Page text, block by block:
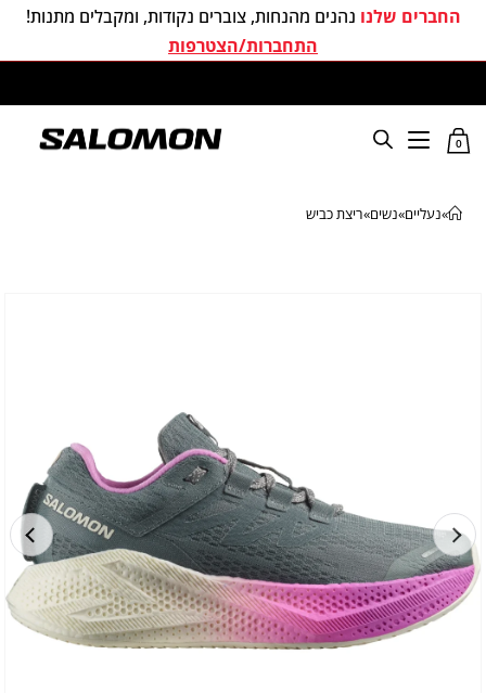
החברים שלנו נהנים מהנחות, צוברים נקודות, ומקבלים מתנות!
התחברות/הצטרפות
0
»נעליים»נשים»ריצת כביש